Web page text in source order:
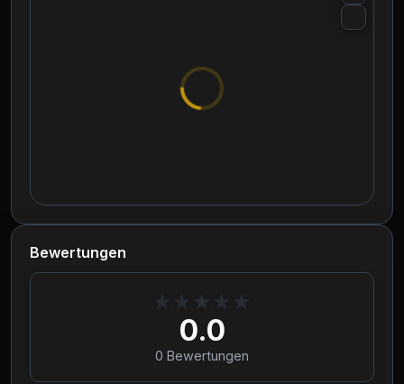
Bewertungen
★ ★ ★ ★ ★
0.0
0 Bewertungen